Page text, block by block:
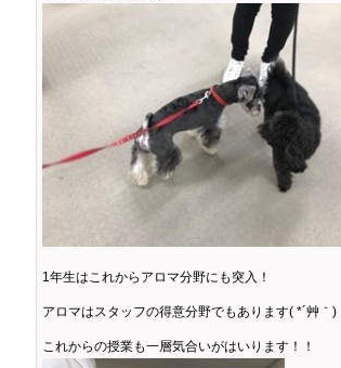
1年生はこれからアロマ分野にも突入！
アロマはスタッフの得意分野でもあります( *´艸｀)
これからの授業も一層気合いがはいります！！